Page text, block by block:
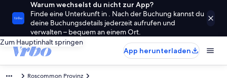
Warum wechselst du nicht zur App?
Finde eine Unterkunft in . Nach der Buchung kannst du
deine Buchungsdetails jederzeit aufrufen und
verwalten – bequem an einem Ort.
Zum Hauptinhalt springen
App herunterladen
Roscommon Provinz